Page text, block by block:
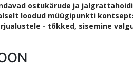
ostukärude ja
loodud müügipunkti
- tõkked, sisemine